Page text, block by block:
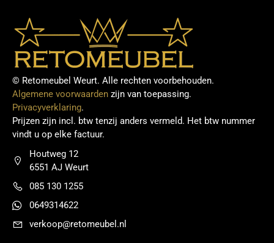
© Retomeubel Weurt. Alle rechten voorbehouden.
Algemene voorwaarden zijn van toepassing.
Privacyverklaring.
Prijzen zijn incl. btw tenzij anders vermeld. Het btw nummer
vindt u op elke factuur.
Houtweg 12
6551 AJ Weurt
085 130 1255
0649314622
verkoop@retomeubel.nl